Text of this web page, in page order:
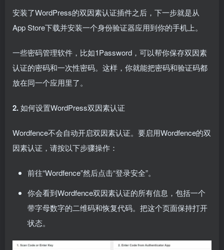
安装了WordPress的双因素认证插件之后，下一步就是从
App Store下载并安装一个身份验证器应用到你的手机上。
一些密码管理软件，比如1Password，可以帮你保存双因素
认证的密码和一次性密码。这样，你就能把密码和验证码都
放在同一个应用里了。
2.如何设置WordPress双因素认证
Wordfence不会自动开启双因素认证。要启用Wordfence的双
因素认证，请按以下步骤操作：
前往“Wordfence”然后点击“登录安全”。
你会看到Wordfence双因素认证的所有信息，包括一个
带字母数字的二维码和恢复代码。把这个页面保持打开
状态。